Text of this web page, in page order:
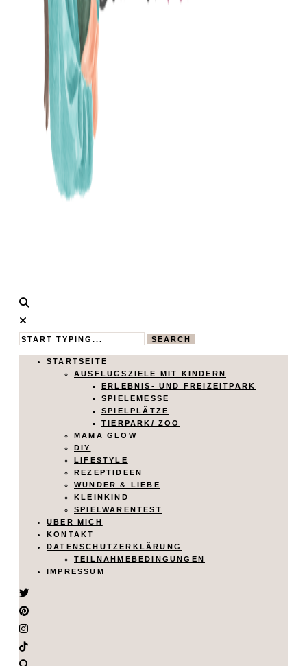
Calistas
Traum
MAMABLOG
SEARCH
STARTSEITE
AUSFLUGSZIELE MIT KINDERN
ERLEBNIS- UND FREIZEITPARK
SPIELEMESSE
SPIELPLÄTZE
TIERPARK/ ZOO
MAMA GLOW
DIY
LIFESTYLE
REZEPTIDEEN
WUNDER & LIEBE
KLEINKIND
SPIELWARENTEST
ÜBER MICH
KONTAKT
DATENSCHUTZERKLÄRUNG
TEILNAHMEBEDINGUNGEN
IMPRESSUM